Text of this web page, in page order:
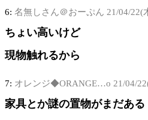
6: 名無しさん＠おーぷん 21/04/22(
ちょい高いけど
現物触れるから
7: オレンジ◆ORANGE…o 21/04/
家具とか謎の置物がまだある